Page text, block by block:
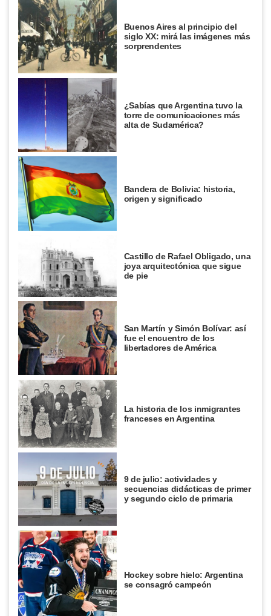
Buenos Aires al principio del
siglo XX: mirá las imágenes más
sorprendentes
¿Sabías que Argentina tuvo la
torre de comunicaciones más
alta de Sudamérica?
Bandera de Bolivia: historia,
origen y significado
Castillo de Rafael Obligado, una
joya arquitectónica que sigue
de pie
San Martín y Simón Bolívar: así
fue el encuentro de los
libertadores de América
La historia de los inmigrantes
franceses en Argentina
9 de julio: actividades y
secuencias didácticas de primer
y segundo ciclo de primaria
Hockey sobre hielo: Argentina
se consagró campeón